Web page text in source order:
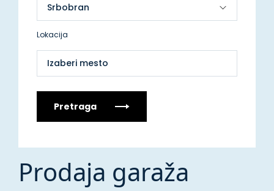
Lokacija
Izaberi mesto
Pretraga
Prodaja garaža